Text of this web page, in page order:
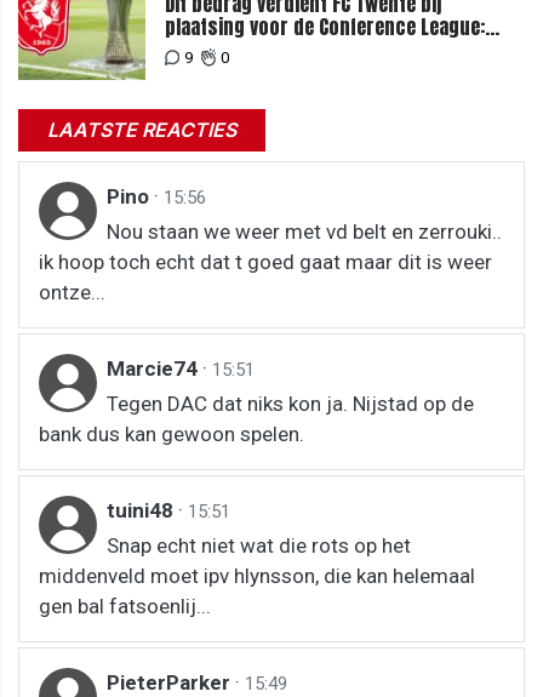
plaatsing voor de Conference League:
zoveel loopt het mis bij uitschakeling
9 0
LAATSTE REACTIES
Pino · 15:56
Nou staan we weer met vd belt en zerrouki..
ik hoop toch echt dat t goed gaat maar dit is weer
ontze...
Marcie74 · 15:51
Tegen DAC dat niks kon ja. Nijstad op de
bank dus kan gewoon spelen.
tuini48 · 15:51
Snap echt niet wat die rots op het
middenveld moet ipv hlynsson, die kan helemaal
gen bal fatsoenlij...
PieterParker · 15:49